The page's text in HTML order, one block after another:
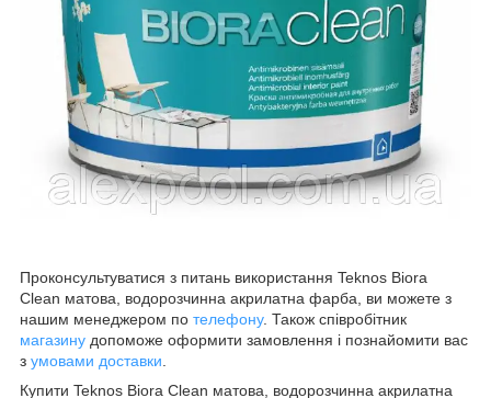
Проконсультуватися з питань використання Teknos Biora
Clean матова, водорозчинна акрилатна фарба, ви можете з
нашим менеджером по телефону. Також співробітник
магазину допоможе оформити замовлення і познайомити вас
з умовами доставки.
Купити Teknos Biora Clean матова, водорозчинна акрилатна